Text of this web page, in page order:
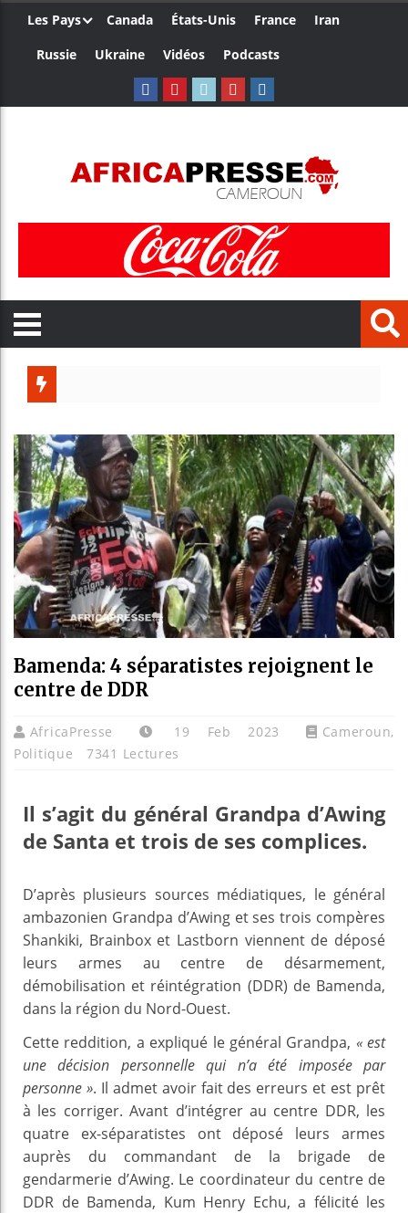
Les Pays Canada États-Unis France
Iran
Russie
Ukraine Vidéos Podcasts
Bénin
Aliko
Bamenda: 4 séparatistes rejoignent le
centre de DDR
AfricaPresse 19 Feb 2023 Cameroun,
Politique
7341 Lectures
Il s’agit du général Grandpa d’Awing
de Santa et trois de ses complices.
D’après plusieurs sources médiatiques, le général
ambazonien Grandpa d’Awing et ses trois compères
Shankiki, Brainbox et Lastborn viennent de déposé
leurs armes au centre de désarmement,
démobilisation et réintégration (DDR) de Bamenda,
dans la région du Nord-Ouest.
Cette reddition, a expliqué le général Grandpa, « est
une décision personnelle qui n’a été imposée par
personne ». Il admet avoir fait des erreurs et est prêt
à les corriger. Avant d’intégrer au centre DDR, les
quatre ex-séparatistes ont déposé leurs armes
auprès du commandant de la brigade de
gendarmerie d’Awing. Le coordinateur du centre de
DDR de Bamenda, Kum Henry Echu, a félicité les